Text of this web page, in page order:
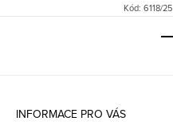
Kód: 6118/25
INFORMACE PRO VÁS